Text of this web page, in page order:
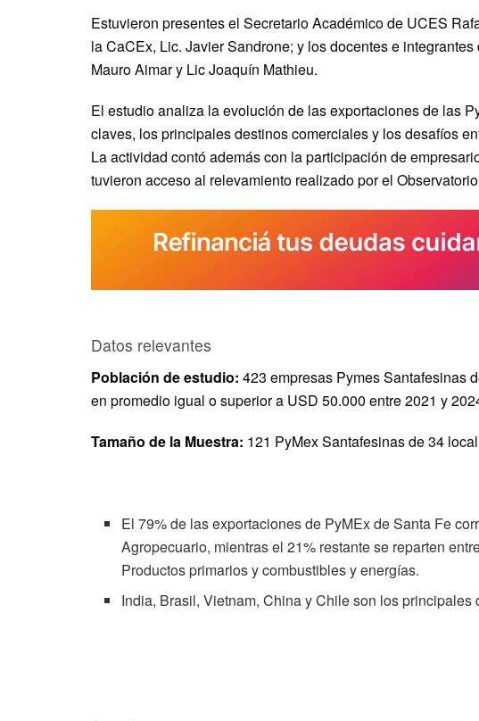
Estuvieron presentes el Secretario Académico de UCES
la CaCEx, Lic. Javier Sandrone; y los docentes e
Mauro Aimar y Lic Joaquín Mathieu.
El estudio analiza la evolución de las exportaciones de las
claves, los principales destinos comerciales y los desafíos
La actividad contó además con la participación de
tuvieron acceso al relevamiento realizado por el
Datos relevantes
Población de estudio: 423 empresas Pymes Santafesinas
en promedio igual o superior a USD 50.000 entre 2021 y
Tamaño de la Muestra: 121 PyMex Santafesinas de 34
El 79% de las exportaciones de PyMEx de Santa Fe
Agropecuario, mientras el 21% restante se reparten
Productos primarios y combustibles y energías.
India, Brasil, Vietnam, China y Chile son los principales